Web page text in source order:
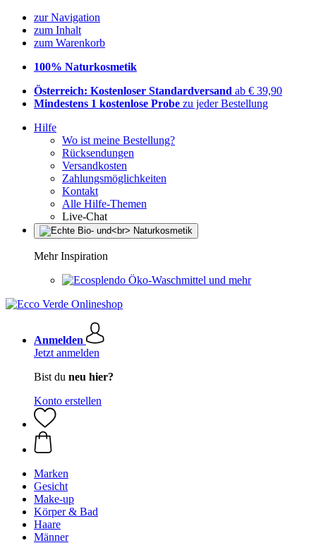
zur Navigation
zum Inhalt
zum Warenkorb
100% Naturkosmetik
Österreich: Kostenloser Standardversand ab € 39,90
Mindestens 1 kostenlose Probe zu jeder Bestellung
Hilfe
Wo ist meine Bestellung?
Rücksendungen
Versandkosten
Zahlungsmöglichkeiten
Kontakt
Alle Hilfe-Themen
Live-Chat
Mehr Inspiration
Öko-Waschmittel und mehr
Anmelden
Jetzt anmelden
Bist du neu hier?
Konto erstellen
Marken
Gesicht
Make-up
Körper & Bad
Haare
Männer